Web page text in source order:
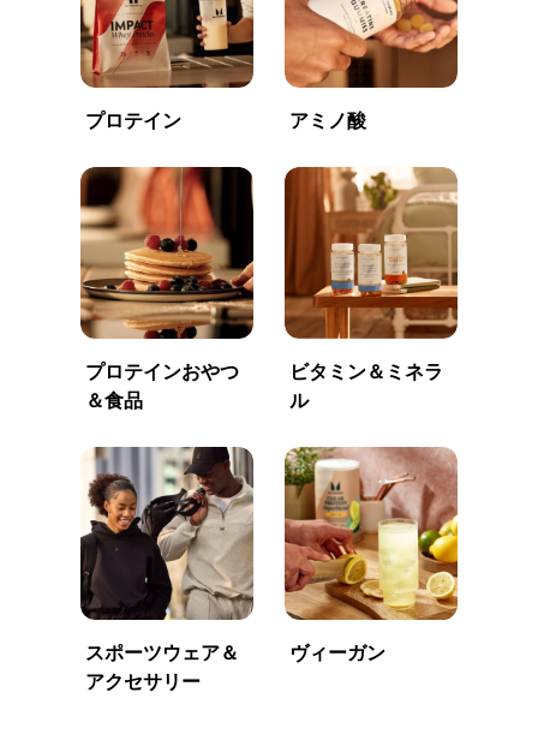
プロテイン アミノ酸
プロテインおやつ
＆食品
ビタミン＆ミネラ
ル
スポーツウェア＆
アクセサリー
ヴィーガン